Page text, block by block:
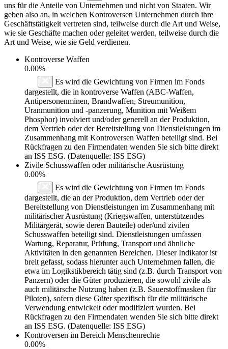
uns für die Anteile von Unternehmen und nicht von Staaten. Wir
geben also an, in welchen Kontroversen Unternehmen durch ihre
Geschäftstätigkeit vertreten sind, teilweise durch die Art und Weise,
wie sie Geschäfte machen oder geleitet werden, teilweise durch die
Art und Weise, wie sie Geld verdienen.
Kontroverse Waffen
0.00%
Es wird die Gewichtung von Firmen im Fonds
dargestellt, die in kontroverse Waffen (ABC-Waffen,
Antipersonenminen, Brandwaffen, Streumunition,
Uranmunition und -panzerung, Munition mit Weißem
Phosphor) involviert und/oder generell an der Produktion,
dem Vertrieb oder der Bereitstellung von Dienstleistungen im
Zusammenhang mit Kontroversen Waffen beteiligt sind. Bei
Rückfragen zu den Firmendaten wenden Sie sich bitte direkt
an ISS ESG. (Datenquelle: ISS ESG)
Zivile Schusswaffen oder militärische Ausrüstung
0.00%
Es wird die Gewichtung von Firmen im Fonds
dargestellt, die an der Produktion, dem Vertrieb oder der
Bereitstellung von Dienstleistungen im Zusammenhang mit
militärischer Ausrüstung (Kriegswaffen, unterstützendes
Militärgerät, sowie deren Bauteile) oder/und zivilen
Schusswaffen beteiligt sind. Dienstleistungen umfassen
Wartung, Reparatur, Prüfung, Transport und ähnliche
Aktivitäten in den genannten Bereichen. Dieser Indikator ist
breit gefasst, sodass hierunter auch Unternehmen fallen, die
etwa im Logikstikbereich tätig sind (z.B. durch Transport von
Panzern) oder die Güter produzieren, die sowohl zivile als
auch militärsche Nutzung haben (z.B. Sauerstoffmasken für
Piloten), sofern diese Güter spezifisch für die militärische
Verwendung entwickelt oder modifiziert wurden. Bei
Rückfragen zu den Firmendaten wenden Sie sich bitte direkt
an ISS ESG. (Datenquelle: ISS ESG)
Kontroversen im Bereich Menschenrechte
0.00%